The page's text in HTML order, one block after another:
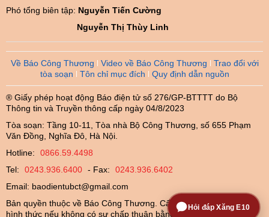
Phó tổng biên tập: Nguyễn Tiến Cường
Nguyễn Thị Thùy Linh
Về Báo Công Thương Video về Báo Công Thương
Trao đổi với
tòa soạn
Tôn chỉ mục đích Quy định dẫn nguồn
® Giấy phép hoạt động Báo điện tử số 276/GP-BTTTT do Bộ
Thông tin và Truyền thông cấp ngày 04/8/2023
Tòa soạn: Tầng 10-11, Tòa nhà Bộ Công Thương, số 655 Phạm
Văn Đồng, Nghĩa Đô, Hà Nội.
Hotline:
0866.59.4498
Tel:
0243.936.6400 - Fax:
0243.936.6402
Email: baodientubct@gmail.com
Bản quyền thuộc về Báo Công Thương. Cấm sao chép dưới mọi
hình thức nếu không có sự chấp thuận bằng văn bản.
Hỏi đáp Xăng E10